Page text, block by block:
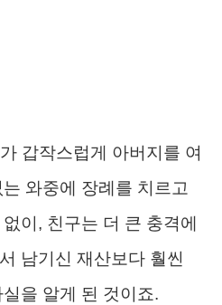
갑작스럽게 아버지를 여
와중에 장례를 치르고
이, 친구는 더 큰 충격에
남기신 재산보다 훨씬
을 알게 된 것이죠.